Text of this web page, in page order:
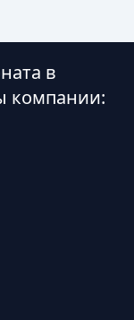
в
компании: